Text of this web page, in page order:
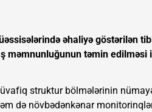
əhaliyə göstərilən
məmnunluğunun təmin
struktur bölmələrinin
də növbədənkənar